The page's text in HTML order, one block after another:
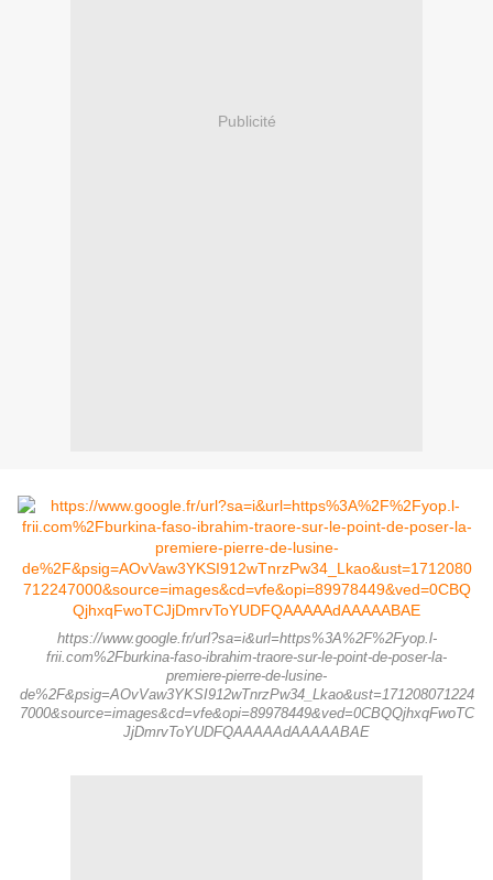
Publicité
https://www.google.fr/url?sa=i&url=https%3A%2F%2Fyop.l-
frii.com%2Fburkina-faso-ibrahim-traore-sur-le-point-de-poser-la-
premiere-pierre-de-lusine-
de%2F&psig=AOvVaw3YKSI912wTnrzPw34_Lkao&ust=171208071224
7000&source=images&cd=vfe&opi=89978449&ved=0CBQQjhxqFwoTC
JjDmrvToYUDFQAAAAAdAAAAABAE